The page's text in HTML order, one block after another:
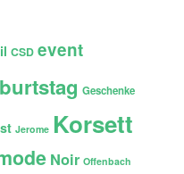
CSD event
Geschenke
Jerome Korsett
Noir Offenbach